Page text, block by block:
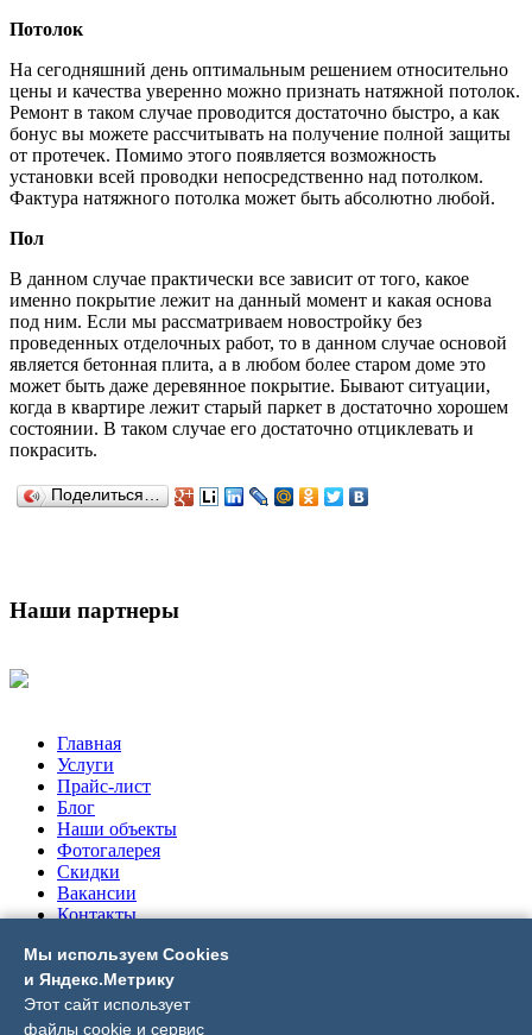
Потолок
На сегодняшний день оптимальным решением относительно
цены и качества уверенно можно признать натяжной потолок.
Ремонт в таком случае проводится достаточно быстро, а как
бонус вы можете рассчитывать на получение полной защиты
от протечек. Помимо этого появляется возможность
установки всей проводки непосредственно над потолком.
Фактура натяжного потолка может быть абсолютно любой.
Пол
В данном случае практически все зависит от того, какое
именно покрытие лежит на данный момент и какая основа
под ним. Если мы рассматриваем новостройку без
проведенных отделочных работ, то в данном случае основой
является бетонная плита, а в любом более старом доме это
может быть даже деревянное покрытие. Бывают ситуации,
когда в квартире лежит старый паркет в достаточно хорошем
состоянии. В таком случае его достаточно отциклевать и
покрасить.
Поделиться…
Наши партнеры
Главная
Услуги
Прайс-лист
Блог
Наши объекты
Фотогалерея
Скидки
Вакансии
Контакты
Отделочные виды работ
Инженерные сети
Строительство
Проектирование
Мы используем Cookies
и Яндекс.Метрику
Этот сайт использует
файлы cookie и сервис